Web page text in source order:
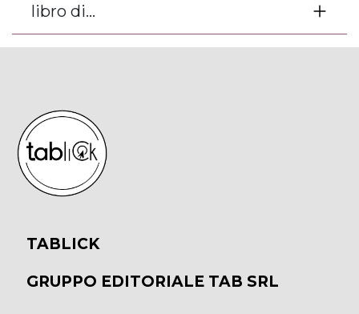
libro di...
TABLICK
GRUPPO EDITORIALE TAB SRL